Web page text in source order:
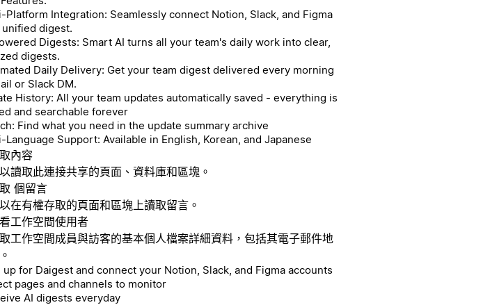
Platform Integration: Seamlessly connect Notion, Slack, and Figma
unified digest.
Digests: Smart AI turns all your team's daily work into clear,
digests.
Daily Delivery: Get your team digest delivered every morning
or Slack DM.
History: All your team updates automatically saved - everything is
and searchable forever
Find what you need in the update summary archive
Language Support: Available in English, Korean, and Japanese
內容
讀取此連接共享的頁面、資料庫和區塊。
個留言
在有權存取的頁面和區塊上讀取留言。
工作空間使用者
工作空間成員與訪客的基本個人檔案詳細資料，包括其電子郵件地
up for Daigest and connect your Notion, Slack, and Figma accounts
pages and channels to monitor
AI digests everyday